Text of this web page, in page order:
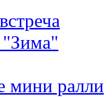
мини ралли